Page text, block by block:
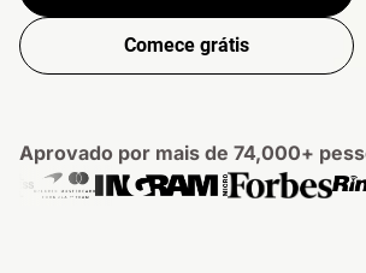
Comece grátis
Aprovado por mais de 74,000+